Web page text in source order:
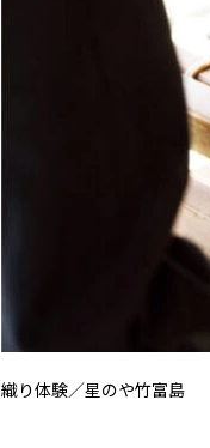
織り体験／星のや竹富島